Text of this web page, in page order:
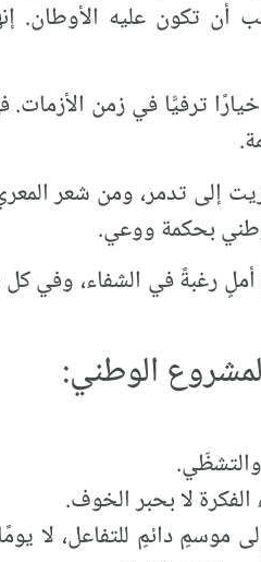
أن تكون عليه الأوطان.
ترفيًّا في زمن
إلى تدمر، ومن شعر
بحكمة ووعي.
رغبةً في الشفاء، وفي كل
الوطني:
والتشظّي.
لا بحبر الخوف.
موسمٍ دائمٍ للتفاعل، لا